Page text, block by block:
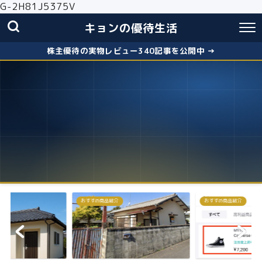
G-2H81J5375V
キョンの優待生活
株主優待の実物レビュー340記事を公開中 →
おすすめ商品紹介 株主優待
失敗しないクロス取引
お得に株主優...